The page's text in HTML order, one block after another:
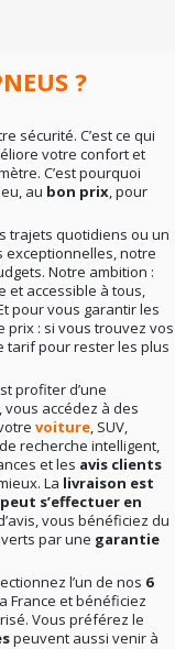
?
sécurité. C’est ce qui
votre confort et
C’est pourquoi
au bon prix, pour
trajets quotidiens ou un
exceptionnelles, notre
Notre ambition :
et accessible à tous,
pour vous garantir les
prix : si vous trouvez vos
tarif pour rester les plus
profiter d’une
accédez à des
voiture, SUV,
recherche intelligent,
et les avis clients
La livraison est
s’effectuer en
vous bénéficiez du
par une garantie
l’un de nos 6
France et bénéficiez
Vous préférez le
peuvent aussi venir à